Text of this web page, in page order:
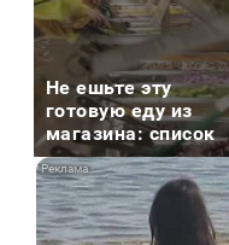
Не ешьте эту
готовую еду из
магазина: список